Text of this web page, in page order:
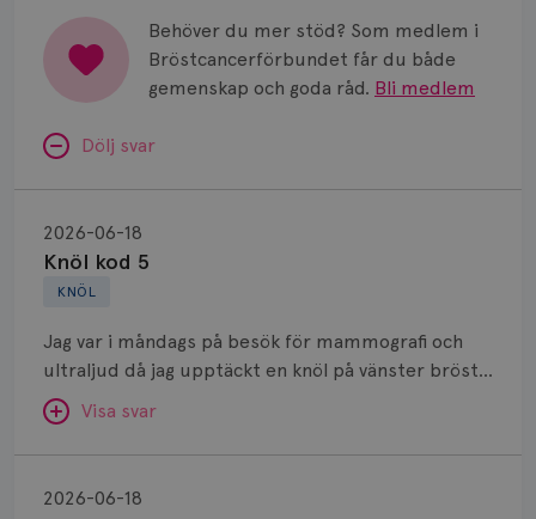
Behöver du mer stöd? Som medlem i
Bröstcancerförbundet får du både
gemenskap och goda råd. Bli medlem
Dölj svar
KNÖL
Knöl kod 5
2026-06-18
Jag var i måndags på besök för mammografi och
ultraljud då jag upptäckt en knöl på vänster bröst.
Innan dess får jag träffa en läkare som känner
igenom mina bröst. Biopsi görs, två stycken. Efter
det får jag träffa läkaren igen som säger att jag har
Visa svar
SVAR:
kod
2026-06-18